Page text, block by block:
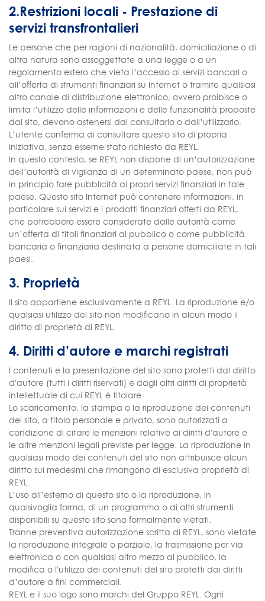
2.Restrizioni locali - Prestazione di
servizi transfrontalieri
Le persone che per ragioni di nazionalità, domiciliazione o di
altra natura sono assoggettate a una legge o a un
regolamento estero che vieta l’accesso ai servizi bancari o
all’offerta di strumenti finanziari su Internet o tramite qualsiasi
altro canale di distribuzione elettronico, ovvero proibisce o
limita l’utilizzo delle informazioni e delle funzionalità proposte
dal sito, devono astenersi dal consultarlo o dall’utilizzarlo.
L’utente conferma di consultare questo sito di propria
iniziativa, senza esserne stato richiesto da REYL.
In questo contesto, se REYL non dispone di un’autorizzazione
dell’autorità di vigilanza di un determinato paese, non può
in principio fare pubblicità ai propri servizi finanziari in tale
paese. Questo sito Internet può contenere informazioni, in
particolare sui servizi e i prodotti finanziari offerti da REYL,
che potrebbero essere considerate dalle autorità come
un’offerta di titoli finanziari al pubblico o come pubblicità
bancaria o finanziaria destinata a persone domiciliate in tali
paesi.
3. Proprietà
Il sito appartiene esclusivamente a REYL. La riproduzione e/o
qualsiasi utilizzo del sito non modificano in alcun modo il
diritto di proprietà di REYL.
4. Diritti d’autore e marchi registrati
I contenuti e la presentazione del sito sono protetti dal diritto
d'autore (tutti i diritti riservati) e dagli altri diritti di proprietà
intellettuale di cui REYL è titolare.
Lo scaricamento, la stampa o la riproduzione dei contenuti
del sito, a titolo personale e privato, sono autorizzati a
condizione di citare le menzioni relative ai diritti d'autore e
le altre menzioni legali previste per legge. La riproduzione in
qualsiasi modo dei contenuti del sito non attribuisce alcun
diritto sui medesimi che rimangono di esclusiva proprietà di
REYL.
L’uso all’esterno di questo sito o la riproduzione, in
qualsivoglia forma, di un programma o di altri strumenti
disponibili su questo sito sono formalmente vietati.
Tranne preventiva autorizzazione scritta di REYL, sono vietate
la riproduzione integrale o parziale, la trasmissione per via
elettronica o con qualsiasi altro mezzo al pubblico, la
modifica o l'utilizzo dei contenuti del sito protetti dai diritti
d’autore a fini commerciali.
REYL e il suo logo sono marchi del Gruppo REYL. Ogni